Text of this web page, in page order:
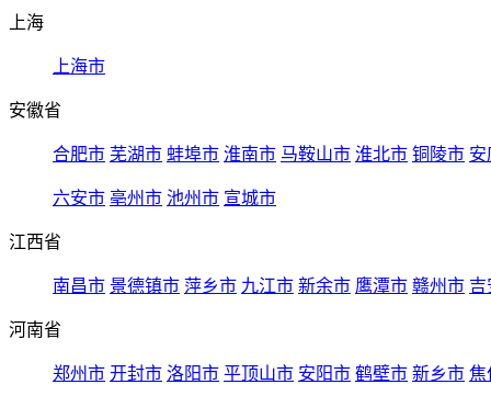
上海
上海市
安徽省
合肥市 芜湖市 蚌埠市 淮南市 马鞍山市 淮北市 铜陵市 安
六安市 亳州市 池州市 宣城市
江西省
南昌市 景德镇市 萍乡市 九江市 新余市 鹰潭市 赣州市 吉
河南省
郑州市 开封市 洛阳市 平顶山市 安阳市 鹤壁市 新乡市 焦